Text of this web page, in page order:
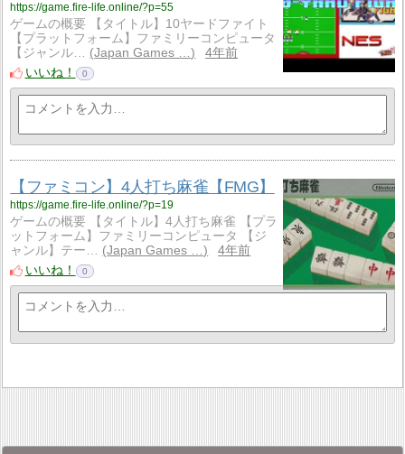
https://game.fire-life.online/?p=55
ゲームの概要 【タイトル】10ヤードファイト
【プラットフォーム】ファミリーコンピュータ
【ジャンル…
Japan Games …
4年前
いいね！
0
【ファミコン】4人打ち麻雀【FMG】
https://game.fire-life.online/?p=19
ゲームの概要 【タイトル】4人打ち麻雀 【プラ
ットフォーム】ファミリーコンピュータ 【ジ
ャンル】テー…
Japan Games …
4年前
いいね！
0